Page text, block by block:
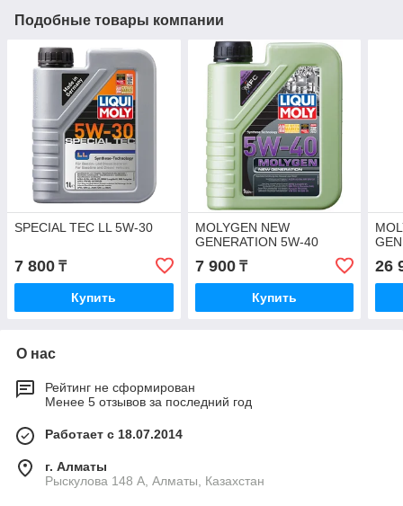
Подобные товары компании
SPECIAL TEC LL 5W-30
7 800 ₸
Купить
MOLYGEN NEW
GENERATION 5W-40
7 900₸
Купить
26
О нас
Рейтинг не сформирован
Менее 5 отзывов за последний год
Работает с 18.07.2014
г. Алматы
Рыскулова 148 A, Алматы, Казахстан